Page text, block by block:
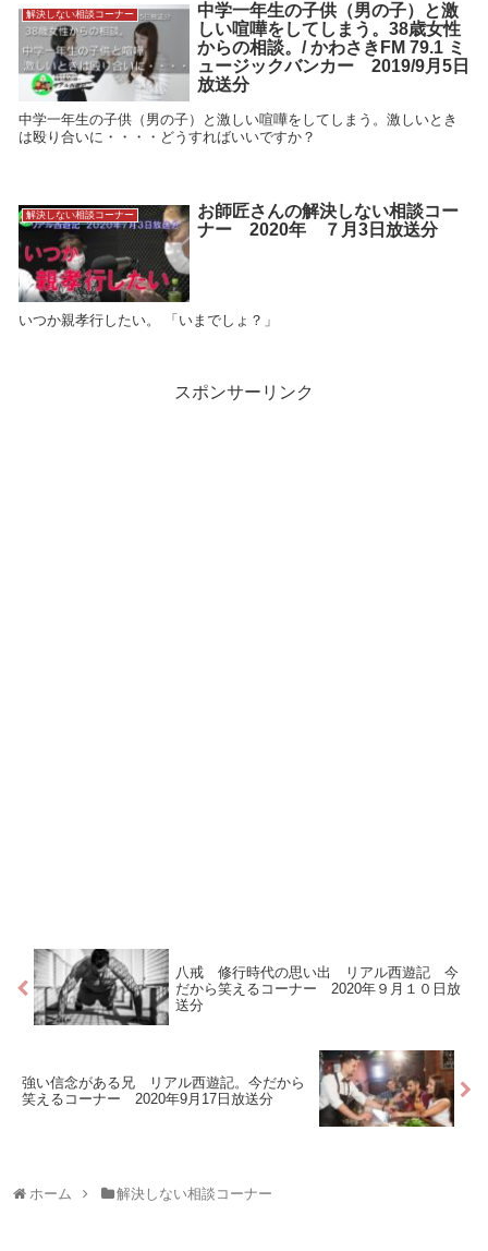
解決しない相談コーナー
中学一年生の子供（男の子）と激
しい喧嘩をしてしまう。38歳女性
からの相談。/ かわさきFM 79.1 ミ
ュージックバンカー 2019/9月5日
放送分
中学一年生の子供（男の子）と激しい喧嘩をしてしまう。激しいとき
は殴り合いに・・・・どうすればいいですか？
解決しない相談コーナー
お師匠さんの解決しない相談コー
ナー 2020年 ７月3日放送分
いつか親孝行したい。 「いまでしょ？」
スポンサーリンク
八戒 修行時代の思い出 リアル西遊記 今
だから笑えるコーナー 2020年９月１０日放
送分
強い信念がある兄 リアル西遊記。今だから
笑えるコーナー 2020年9月17日放送分
ホーム 解決しない相談コーナー